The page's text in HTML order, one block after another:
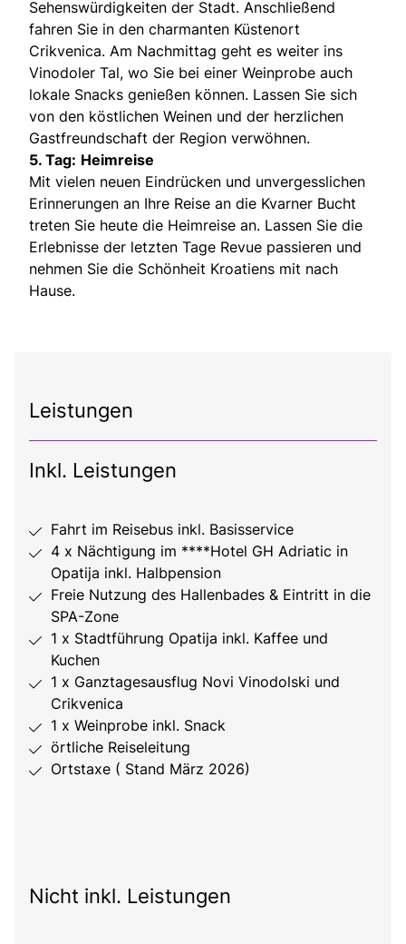
Sehenswürdigkeiten der Stadt. Anschließend
fahren Sie in den charmanten Küstenort
Crikvenica. Am Nachmittag geht es weiter ins
Vinodoler Tal, wo Sie bei einer Weinprobe auch
lokale Snacks genießen können. Lassen Sie sich
von den köstlichen Weinen und der herzlichen
Gastfreundschaft der Region verwöhnen.
5. Tag: Heimreise
Mit vielen neuen Eindrücken und unvergesslichen
Erinnerungen an Ihre Reise an die Kvarner Bucht
treten Sie heute die Heimreise an. Lassen Sie die
Erlebnisse der letzten Tage Revue passieren und
nehmen Sie die Schönheit Kroatiens mit nach
Hause.
Leistungen
Inkl. Leistungen
Fahrt im Reisebus inkl. Basisservice
4 x Nächtigung im ****Hotel GH Adriatic in
Opatija inkl. Halbpension
Freie Nutzung des Hallenbades & Eintritt in die
SPA-Zone
1 x Stadtführung Opatija inkl. Kaffee und
Kuchen
1 x Ganztagesausflug Novi Vinodolski und
Crikvenica
1 x Weinprobe inkl. Snack
örtliche Reiseleitung
Ortstaxe ( Stand März 2026)
Nicht inkl. Leistungen